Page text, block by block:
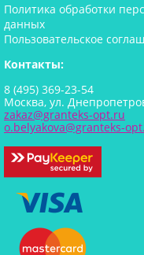
Политика обработки
данных
Пользовательское
Контакты:
8 (495) 369-23-54
Москва, ул.
zakaz@granteks-opt.ru
o.belyakova@granteks-